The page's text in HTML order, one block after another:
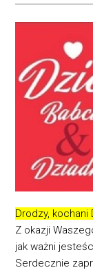
Drodzy, kochani
Z okazji
jak ważni
Serdecznie